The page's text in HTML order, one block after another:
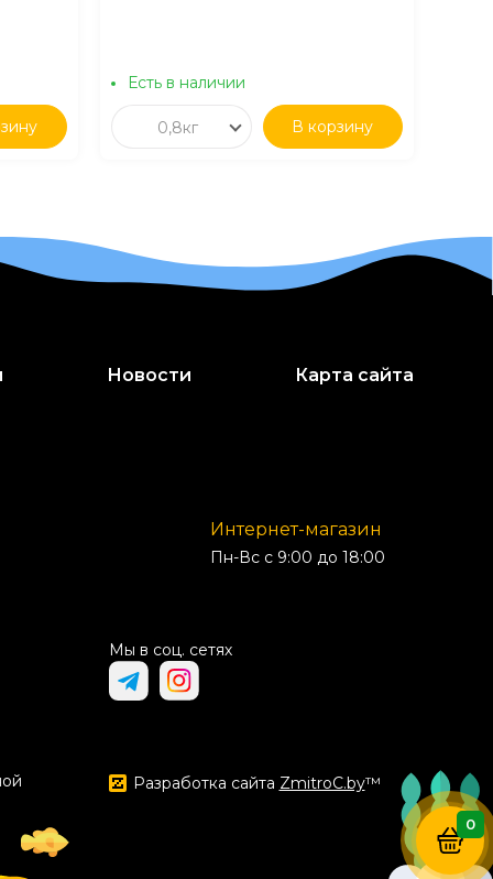
Есть в наличии
0,8кг В корзину
Новости Карта сайта
Интернет-магазин
Пн-Вс с 9:00 до 18:00
Мы в соц. сетях
Разработка сайта ZmitroC.by™
0